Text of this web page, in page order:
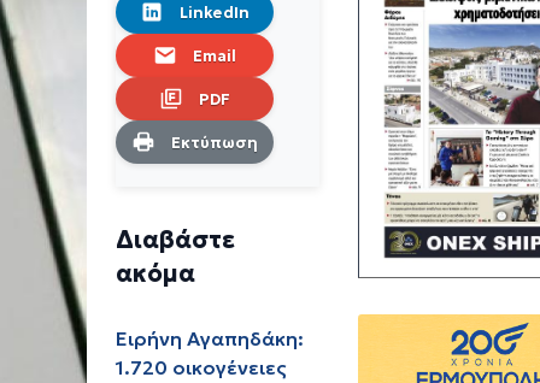
LinkedIn
Email
PDF
Εκτύπωση
Διαβάστε
ακόμα
Ειρήνη Αγαπηδάκη:
1.720 οικογένειες